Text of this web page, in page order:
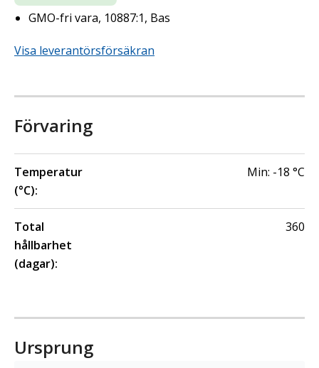
GMO-fri vara, 10887:1, Bas
Visa leverantörsförsäkran
Förvaring
Temperatur
(°C):
Min: -18 °C
Total
hållbarhet
(dagar):
360
Ursprung